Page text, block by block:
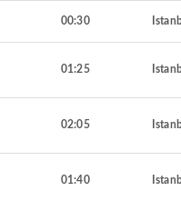
00:30
01:25
02:05
01:40